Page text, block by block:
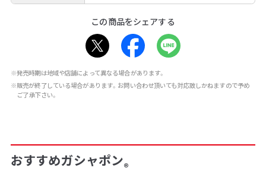
この商品をシェアする
※発売時期は地域や店舗によって異なる場合があります。
※販売が終了している場合があります。お問い合わせ頂いても対応致しかねますので予め
ご了承下さい。
おすすめガシャポン®